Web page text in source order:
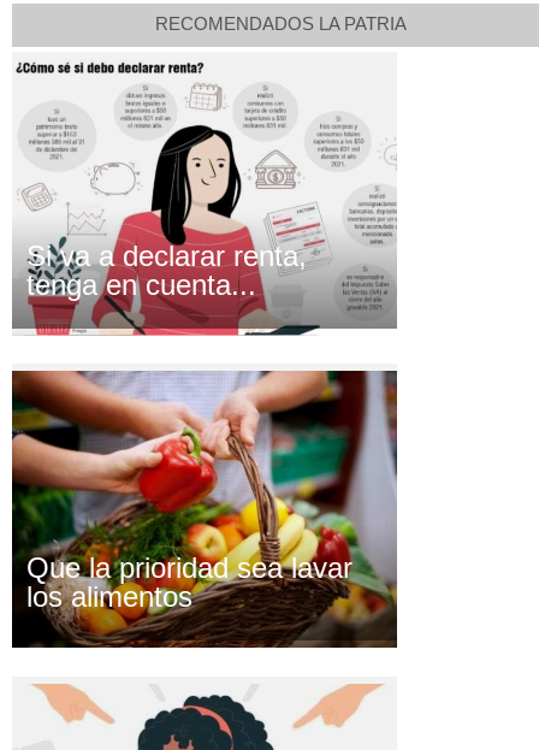
RECOMENDADOS LA PATRIA
Si va a declarar renta,
tenga en cuenta...
Que la prioridad sea lavar
los alimentos